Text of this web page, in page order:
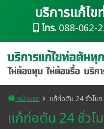
บริการแก้ไ
โทร.088-062-
หน้าแรก แก้ท่อตัน 24 ชั่วโมง
แก้ท่อตัน 24 ชั่วโ